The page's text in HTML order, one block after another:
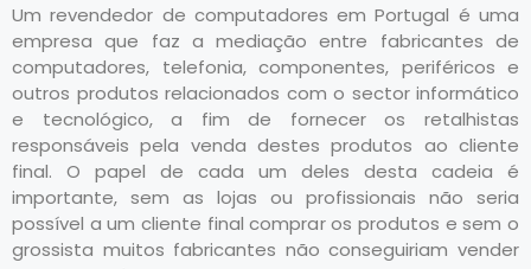
Um revendedor de computadores em Portugal é uma
empresa que faz a mediação entre fabricantes de
computadores, telefonia, componentes, periféricos e
outros produtos relacionados com o sector informático
e tecnológico, a fim de fornecer os retalhistas
responsáveis pela venda destes produtos ao cliente
final. O papel de cada um deles desta cadeia é
importante, sem as lojas ou profissionais não seria
possível a um cliente final comprar os produtos e sem o
grossista muitos fabricantes não conseguiriam vender